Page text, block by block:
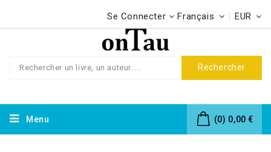
Se Connecter Français EUR
Rechercher
(0) 0,00 €
Menu